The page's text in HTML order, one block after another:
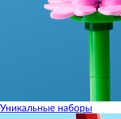
Уникальные наборы